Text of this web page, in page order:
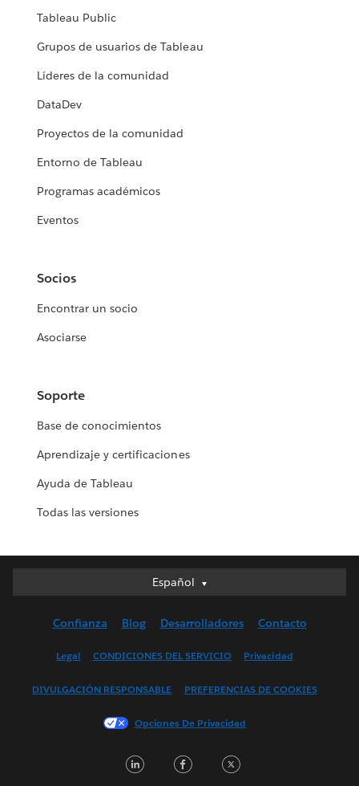
Tableau Public
Grupos de usuarios de Tableau
Líderes de la comunidad
DataDev
Proyectos de la comunidad
Entorno de Tableau
Programas académicos
Eventos
Socios
Encontrar un socio
Asociarse
Soporte
Base de conocimientos
Aprendizaje y certificaciones
Ayuda de Tableau
Todas las versiones
Español
Español
English (UK)
Français (France)
한국어
Confianza Blog Desarrolladores Contacto
Legal CONDICIONES DEL SERVICIO Privacidad
DIVULGACIÓN RESPONSABLE PREFERENCIAS DE COOKIES
Opciones De Privacidad
LinkedInFacebook